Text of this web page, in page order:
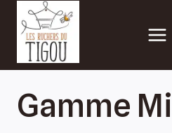
contenu
Gamme